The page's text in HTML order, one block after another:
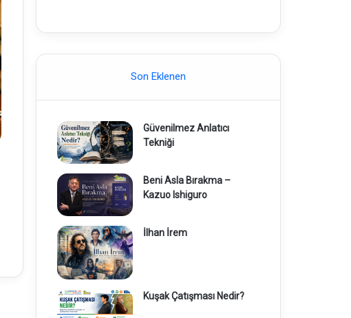
Son Eklenen
Güvenilmez Anlatıcı
Tekniği
Beni Asla Bırakma –
Kazuo Ishiguro
İlhan İrem
Kuşak Çatışması Nedir?